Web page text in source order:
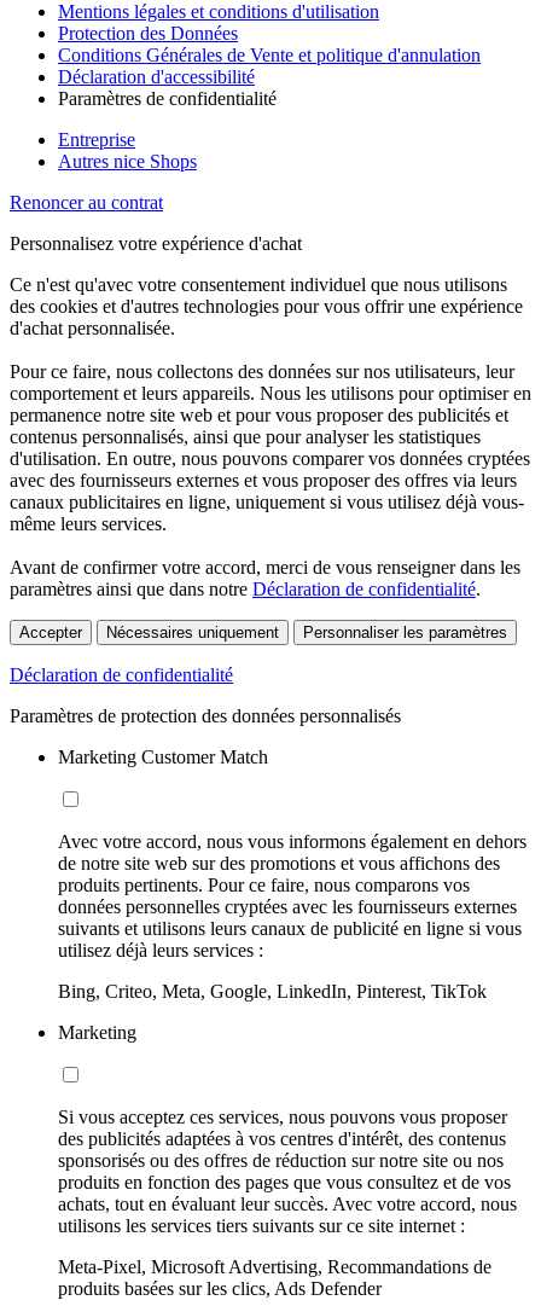
Mentions légales et conditions d'utilisation
Protection des Données
Conditions Générales de Vente et politique d'annulation
Déclaration d'accessibilité
Paramètres de confidentialité
Entreprise
Autres nice Shops
Renoncer au contrat
Personnalisez votre expérience d'achat
Ce n'est qu'avec votre consentement individuel que nous utilisons
des cookies et d'autres technologies pour vous offrir une expérience
d'achat personnalisée.
Pour ce faire, nous collectons des données sur nos utilisateurs, leur
comportement et leurs appareils. Nous les utilisons pour optimiser en
permanence notre site web et pour vous proposer des publicités et
contenus personnalisés, ainsi que pour analyser les statistiques
d'utilisation. En outre, nous pouvons comparer vos données cryptées
avec des fournisseurs externes et vous proposer des offres via leurs
canaux publicitaires en ligne, uniquement si vous utilisez déjà vous-
même leurs services.
Avant de confirmer votre accord, merci de vous renseigner dans les
paramètres ainsi que dans notre Déclaration de confidentialité.
Accepter Nécessaires uniquement Personnaliser les paramètres
Déclaration de confidentialité
Paramètres de protection des données personnalisés
Marketing Customer Match
Avec votre accord, nous vous informons également en dehors
de notre site web sur des promotions et vous affichons des
produits pertinents. Pour ce faire, nous comparons vos
données personnelles cryptées avec les fournisseurs externes
suivants et utilisons leurs canaux de publicité en ligne si vous
utilisez déjà leurs services :
Bing, Criteo, Meta, Google, LinkedIn, Pinterest, TikTok
Marketing
Si vous acceptez ces services, nous pouvons vous proposer
des publicités adaptées à vos centres d'intérêt, des contenus
sponsorisés ou des offres de réduction sur notre site ou nos
produits en fonction des pages que vous consultez et de vos
achats, tout en évaluant leur succès. Avec votre accord, nous
utilisons les services tiers suivants sur ce site internet :
Meta-Pixel, Microsoft Advertising, Recommandations de
produits basées sur les clics, Ads Defender